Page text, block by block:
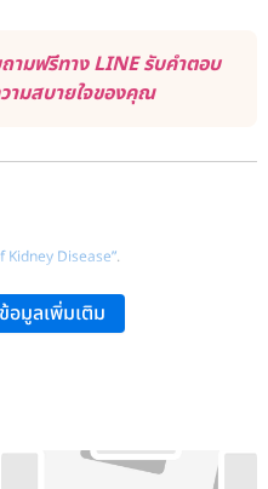
ามฟรีทาง LINE รับคำตอบ
ามสบายใจของคุณ
Kidney Disease”.
Calculator”
จะตรวจแลปอะไรเพื่อดูความผิดปกติ”.
วจสุขภาพ ทำไมต้องตรวจปัสสาวะ (UA) ผล
อมูลเพิ่มเติม